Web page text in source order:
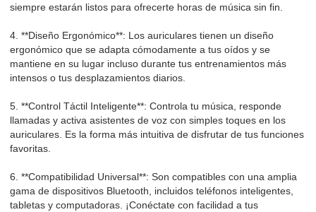
siempre estarán listos para ofrecerte horas de música sin fin.
4. **Diseño Ergonómico**: Los auriculares tienen un diseño
ergonómico que se adapta cómodamente a tus oídos y se
mantiene en su lugar incluso durante tus entrenamientos más
intensos o tus desplazamientos diarios.
5. **Control Táctil Inteligente**: Controla tu música, responde
llamadas y activa asistentes de voz con simples toques en los
auriculares. Es la forma más intuitiva de disfrutar de tus funciones
favoritas.
6. **Compatibilidad Universal**: Son compatibles con una amplia
gama de dispositivos Bluetooth, incluidos teléfonos inteligentes,
tabletas y computadoras. ¡Conéctate con facilidad a tus